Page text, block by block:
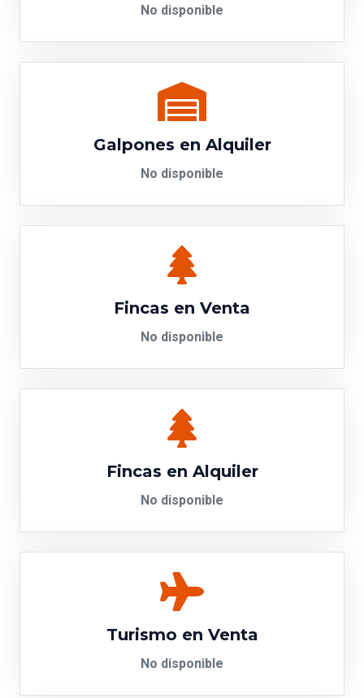
No disponible
Galpones en Alquiler
No disponible
Fincas en Venta
No disponible
Fincas en Alquiler
No disponible
Turismo en Venta
No disponible